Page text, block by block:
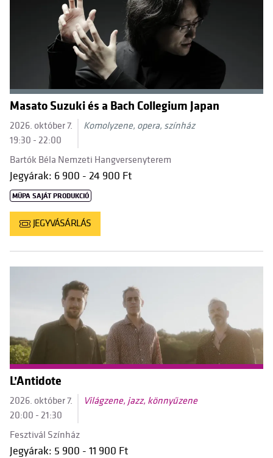
Masato Suzuki és a Bach Collegium Japan
2026. október 7.
19:30 - 22:00
Komolyzene, opera, színház
Bartók Béla Nemzeti Hangversenyterem
Jegyárak: 6 900 - 24 900 Ft
MÜPA SAJÁT PRODUKCIÓ
JEGYVÁSÁRLÁS
L’Antidote
2026. október 7.
20:00 - 21:30
Világzene, jazz, könnyűzene
Fesztivál Színház
Jegyárak: 5 900 - 11 900 Ft